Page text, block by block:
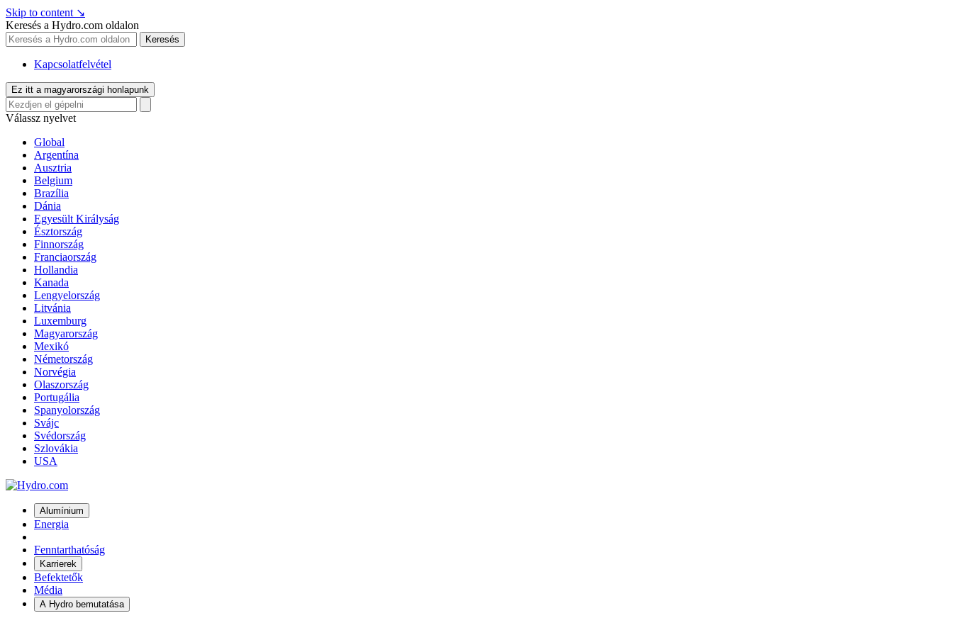
Skip to content ↘
Keresés a Hydro.com oldalon
Keresés
Kapcsolatfelvétel
Ez itt a magyarországi honlapunk
Válassz nyelvet
Global
Argentína
Ausztria
Belgium
Brazília
Dánia
Egyesült Királyság
Észtország
Finnország
Franciaország
Hollandia
Kanada
Lengyelország
Litvánia
Luxemburg
Magyarország
Mexikó
Németország
Norvégia
Olaszország
Portugália
Spanyolország
Svájc
Svédország
Szlovákia
USA
Alumínium
Energia
Fenntarthatóság
Karrierek
Befektetők
Média
A Hydro bemutatása